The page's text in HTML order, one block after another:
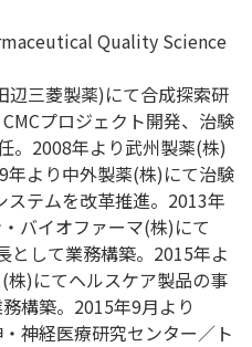
Quality Science
三菱製薬)にて合成探索研
プロジェクト開発、治験
。2008年より武州製薬(株)
年より中外製薬(株)にて治験
ステムを改革推進。2013年
バイオファーマ(株)にて
として業務構築。2015年よ
株)にてヘルスケア製品の事
構築。2015年9月より
神経医療研究センター／ト